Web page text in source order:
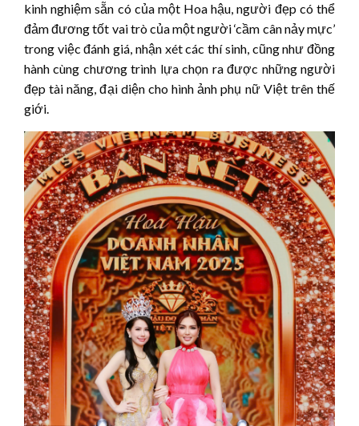
kinh nghiệm sẵn có của một Hoa hậu, người đẹp có thể
đảm đương tốt vai trò của một người ‘cầm cân nảy mực’
trong việc đánh giá, nhận xét các thí sinh, cũng như đồng
hành cùng chương trình lựa chọn ra được những người
đẹp tài năng, đại diện cho hình ảnh phụ nữ Việt trên thế
giới.